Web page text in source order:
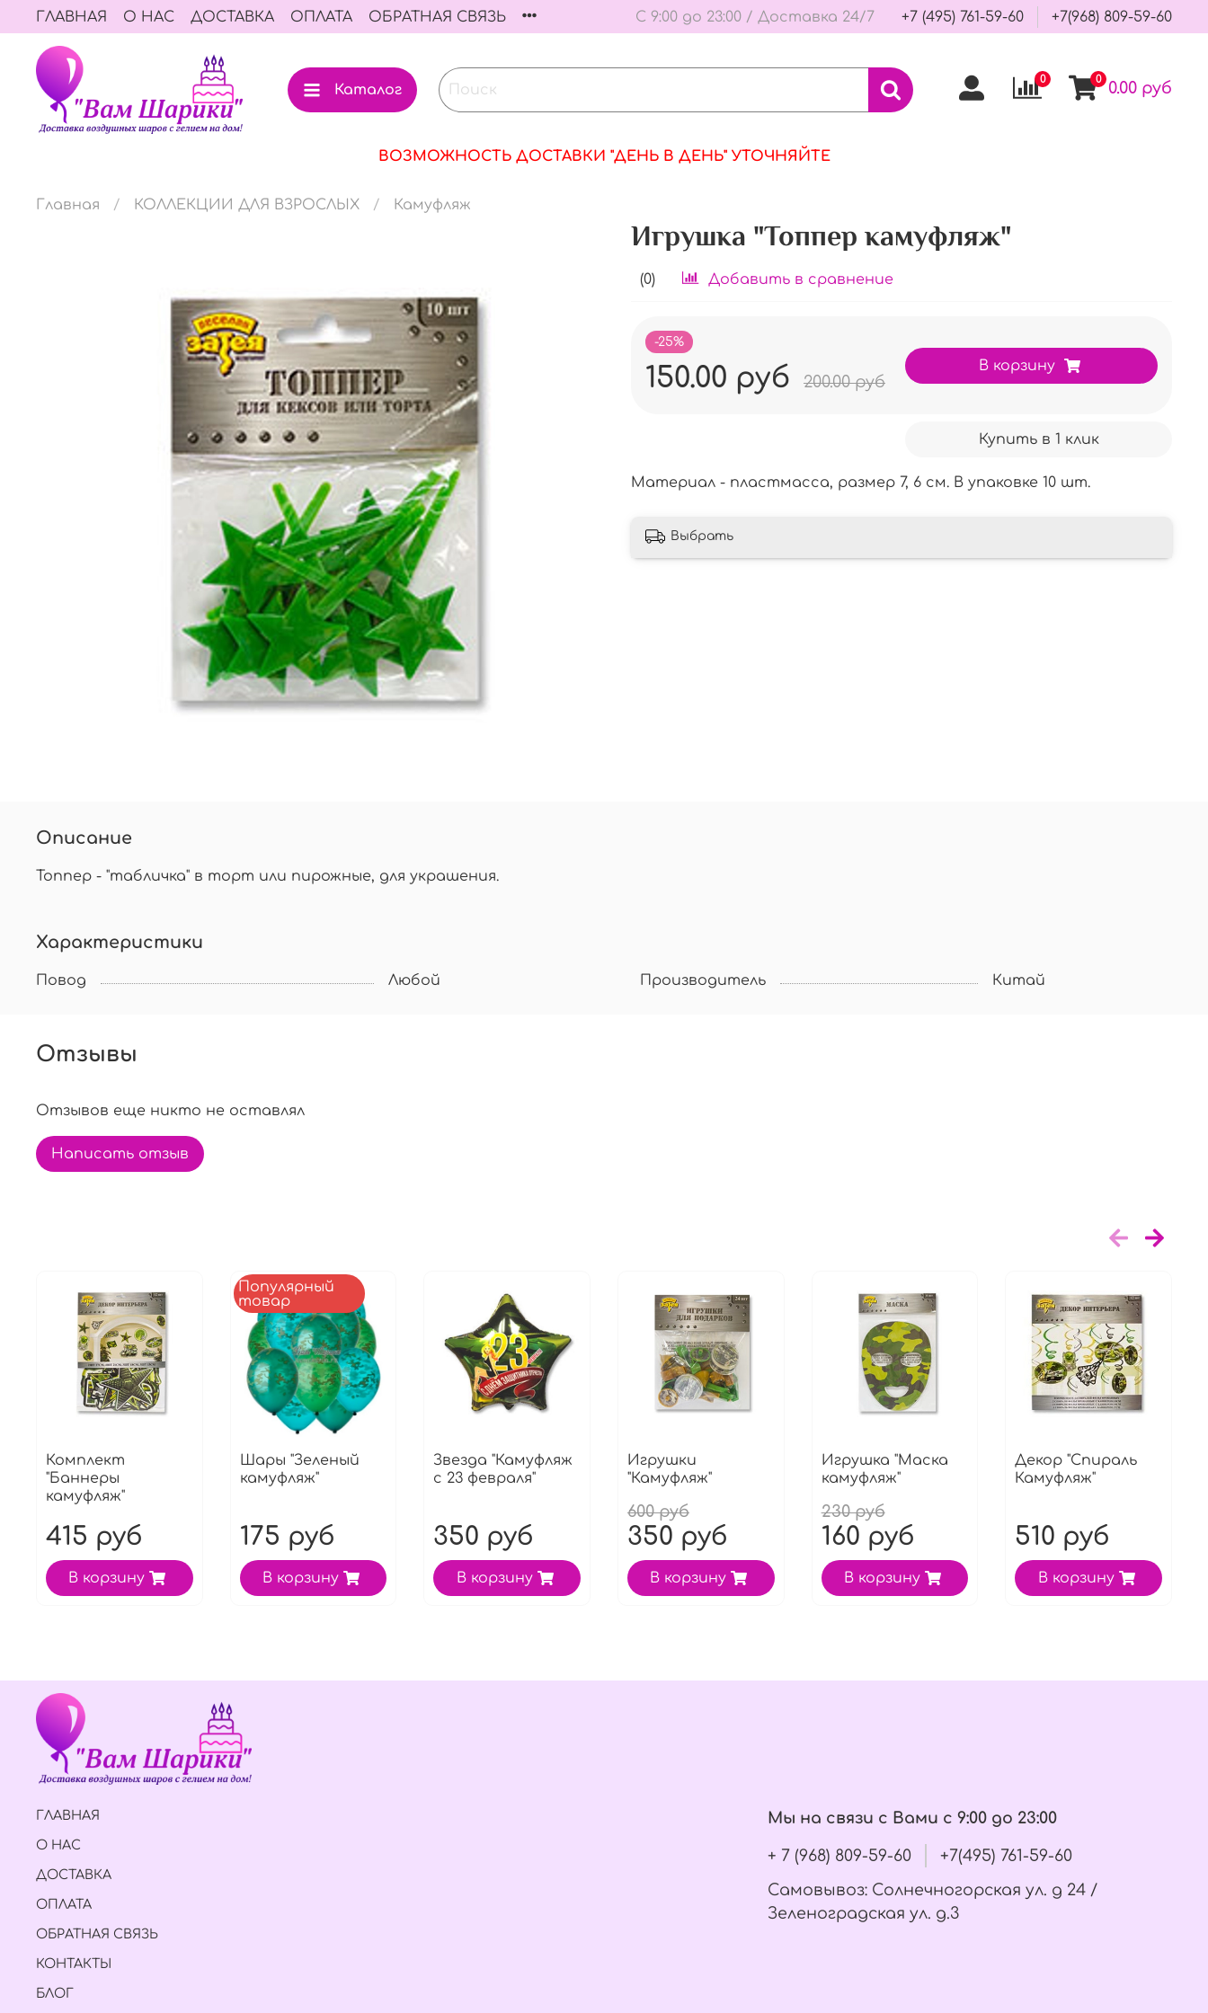
ГЛАВНАЯ О НАС ДОСТАВКА ОПЛАТА ОБРАТНАЯ СВЯЗЬ С 9:00 до 23:00 / Доставка 24/7 +7 (495) 761-59-60 +7(968) 809-59-60
Каталог
0 0 0.00 руб
ВОЗМОЖНОСТЬ ДОСТАВКИ "ДЕНЬ В ДЕНЬ" УТОЧНЯЙТЕ
Главная КОЛЛЕКЦИИ ДЛЯ ВЗРОСЛЫХ Камуфляж
Игрушка "Топпер камуфляж"
(0) Добавить в сравнение
-25%
150.00 руб 200.00 руб
В корзину
Купить в 1 клик
Материал - пластмасса, размер 7, 6 см. В упаковке 10 шт.
Выбрать
Описание
Топпер - "табличка" в торт или пирожные, для украшения.
Характеристики
Повод Любой Производитель Китай
Отзывы
Отзывов еще никто не оставлял
Написать отзыв
Комплект
"Баннеры
камуфляж"
415 руб
В корзину
Популярный
товар
Шары "Зеленый
камуфляж"
175 руб
В корзину
Звезда "Камуфляж
с 23 февраля"
350 руб
В корзину
Игрушки
"Камуфляж"
600 руб
350 руб
В корзину
Игрушка "Маска
камуфляж"
230 руб
160 руб
В корзину
Декор "Спираль
Камуфляж"
510 руб
В корзину
ГЛАВНАЯ
О НАС
ДОСТАВКА
ОПЛАТА
ОБРАТНАЯ СВЯЗЬ
КОНТАКТЫ
БЛОГ
Мы на связи с Вами с 9:00 до 23:00
+ 7 (968) 809-59-60
+7(495) 761-59-60
Самовывоз: Солнечногорская ул. д 24 /
Зеленоградская ул. д.3